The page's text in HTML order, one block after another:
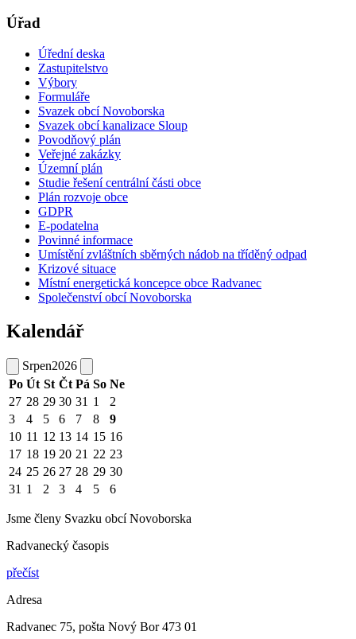
Úřad
Úřední deska
Zastupitelstvo
Výbory
Formuláře
Svazek obcí Novoborska
Svazek obcí kanalizace Sloup
Povodňový plán
Veřejné zakázky
Územní plán
Studie řešení centrální části obce
Plán rozvoje obce
GDPR
E-podatelna
Povinné informace
Umístění zvláštních sběrných nádob na tříděný odpad
Krizové situace
Místní energetická koncepce obce Radvanec
Společenství obcí Novoborska
Kalendář
Srpen2026
Po Út St Čt Pá So Ne
27 28 29 30 31 1
2
3
4 5 6 7 8
9
10 11 12 13 14 15 16
17 18 19 20 21 22 23
24 25 26 27 28 29 30
31 1 2 3 4 5 6
Jsme členy Svazku obcí Novoborska
Radvanecký časopis
přečíst
Adresa
Radvanec 75, pošta Nový Bor 473 01